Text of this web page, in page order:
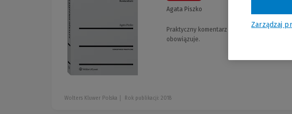
Agata Piszko
Praktyczny komentarz do Ustawy o
obowiązuje.
Wolters Kluwer Polska Rok publikacji: 2018
Zarządzaj